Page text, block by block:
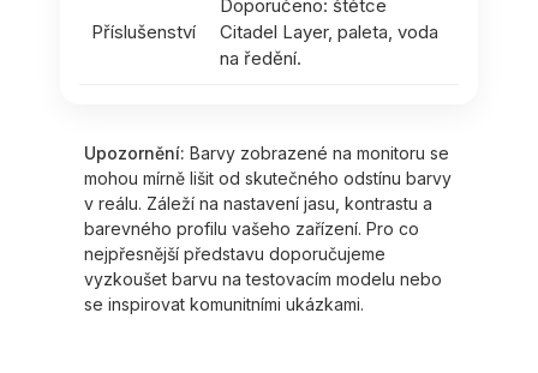
Příslušenství
Doporučeno: štětce
Citadel Layer, paleta, voda
na ředění.
Upozornění: Barvy zobrazené na monitoru se
mohou mírně lišit od skutečného odstínu barvy
v reálu. Záleží na nastavení jasu, kontrastu a
barevného profilu vašeho zařízení. Pro co
nejpřesnější představu doporučujeme
vyzkoušet barvu na testovacím modelu nebo
se inspirovat komunitními ukázkami.